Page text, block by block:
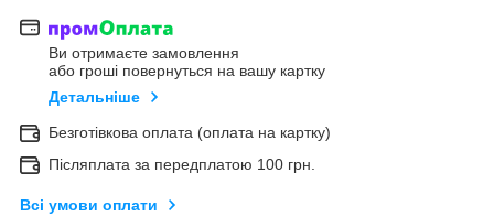
Ви отримаєте замовлення
або гроші повернуться на вашу картку
Детальніше
Безготівкова оплата (оплата на картку)
Післяплата за передплатою 100 грн.
Всі умови оплати